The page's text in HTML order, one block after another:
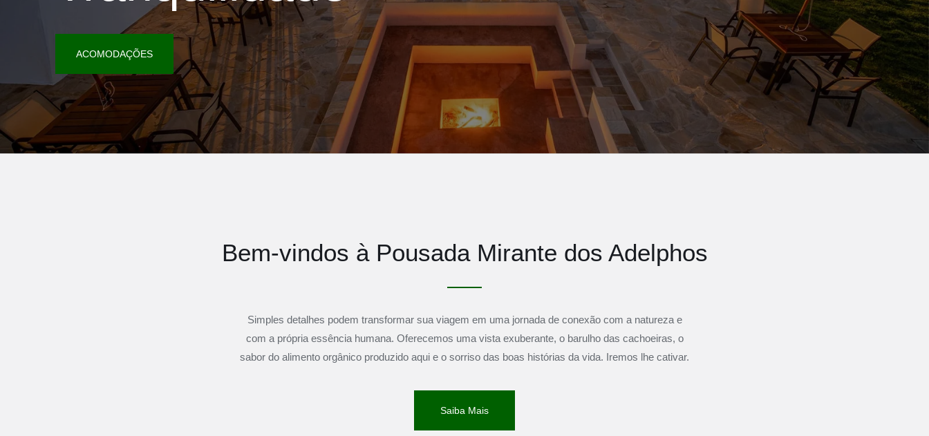
ACOMODAÇÕES
Bem-vindos à Pousada Mirante dos Adelphos
Simples detalhes podem transformar sua viagem em uma jornada de conexão com a natureza e
com a própria essência humana. Oferecemos uma vista exuberante, o barulho das cachoeiras, o
sabor do alimento orgânico produzido aqui e o sorriso das boas histórias da vida. Iremos lhe cativar.
Saiba Mais